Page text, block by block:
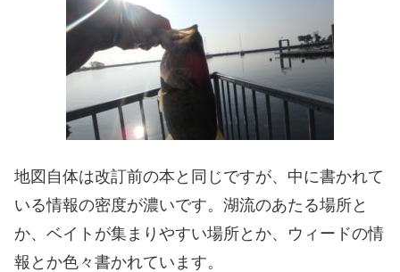
地図自体は改訂前の本と同じですが、中に書かれて
いる情報の密度が濃いです。湖流のあたる場所と
か、ベイトが集まりやすい場所とか、ウィードの情
報とか色々書かれています。